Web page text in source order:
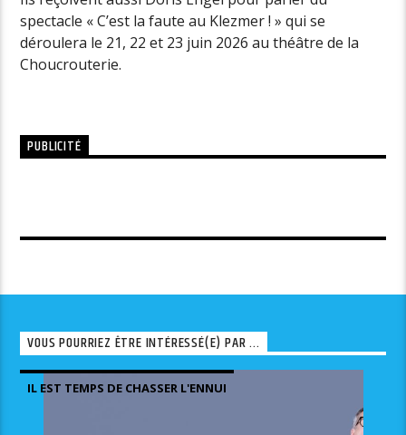
spectacle « C’est la faute au Klezmer ! » qui se
déroulera le 21, 22 et 23 juin 2026 au théâtre de la
Choucrouterie.
PUBLICITÉ
VOUS POURRIEZ ÊTRE INTÉRESSÉ(E) PAR ...
IL EST TEMPS DE CHASSER L'ENNUI